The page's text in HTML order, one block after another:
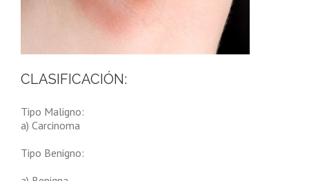
CLASIFICACIÓN:
Tipo Maligno:
a) Carcinoma
Tipo Benigno: